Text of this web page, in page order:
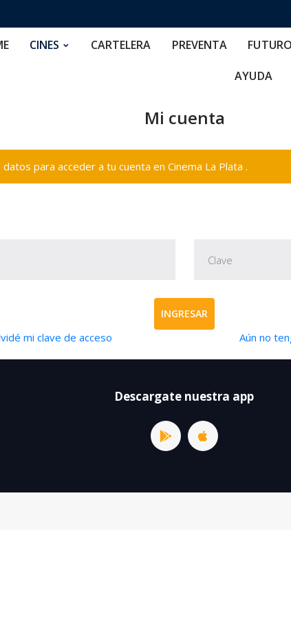
CINES CARTELERA PREVENTA
AYUDA
Mi cuenta
para acceder a tu cuenta en Cinema La Plata .
INGRESAR
mi clave de acceso Aún no
Descargate nuestra app